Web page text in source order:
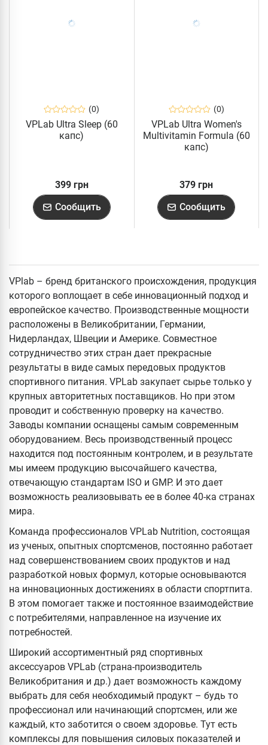
(0)
VPLab Ultra Sleep (60
капс)
399 грн
Сообщить
(0)
VPLab Ultra Women's
Multivitamin Formula (60
капс)
379 грн
Сообщить
VPlab – бренд британского происхождения, продукция
которого воплощает в себе инновационный подход и
европейское качество. Производственные мощности
расположены в Великобритании, Германии,
Нидерландах, Швеции и Америке. Совместное
сотрудничество этих стран дает прекрасные
результаты в виде самых передовых продуктов
спортивного питания. VPLab закупает сырье только у
крупных авторитетных поставщиков. Но при этом
проводит и собственную проверку на качество.
Заводы компании оснащены самым современным
оборудованием. Весь производственный процесс
находится под постоянным контролем, и в результате
мы имеем продукцию высочайшего качества,
отвечающую стандартам ISO и GMP. И это дает
возможность реализовывать ее в более 40-ка странах
мира.
Команда профессионалов VPLab Nutrition, состоящая
из ученых, опытных спортсменов, постоянно работает
над совершенствованием своих продуктов и над
разработкой новых формул, которые основываются
на инновационных достижениях в области спортпита.
В этом помогает также и постоянное взаимодействие
с потребителями, направленное на изучение их
потребностей.
Широкий ассортиментный ряд спортивных
аксессуаров VPLab (страна-производитель
Великобритания и др.) дает возможность каждому
выбрать для себя необходимый продукт – будь то
профессионал или начинающий спортсмен, или же
каждый, кто заботится о своем здоровье. Тут есть
комплексы для повышения силовых показателей и